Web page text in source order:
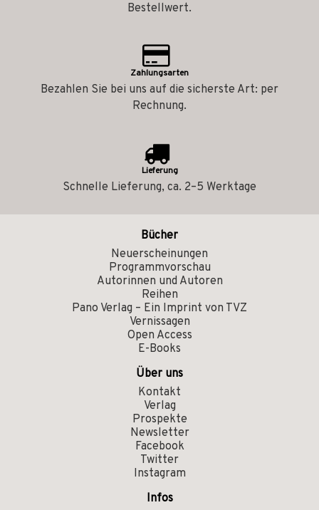
Bestellwert.
Zahlungsarten
Bezahlen Sie bei uns auf die sicherste Art: per
Rechnung.
Lieferung
Schnelle Lieferung, ca. 2–5 Werktage
Bücher
Neuerscheinungen
Programmvorschau
Autorinnen und Autoren
Reihen
Pano Verlag – Ein Imprint von TVZ
Vernissagen
Open Access
E-Books
Über uns
Kontakt
Verlag
Prospekte
Newsletter
Facebook
Twitter
Instagram
Infos